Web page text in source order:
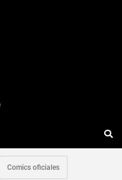
Comics oficiales